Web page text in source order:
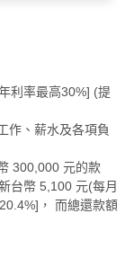
利率最高30%] (提
作、薪水及各項負
300,000 元的款
台幣 5,100 元(每月
， 而總還款額